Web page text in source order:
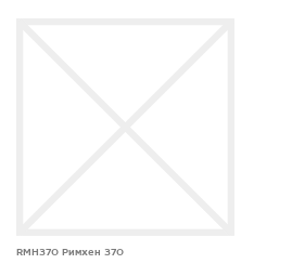
RMH370 Римхен 370